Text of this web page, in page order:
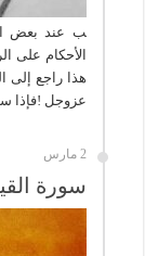
ب عند بعض
الأحكام على
هذا راجع إلى
عزوجل !فإذا
2 مارس
سورة